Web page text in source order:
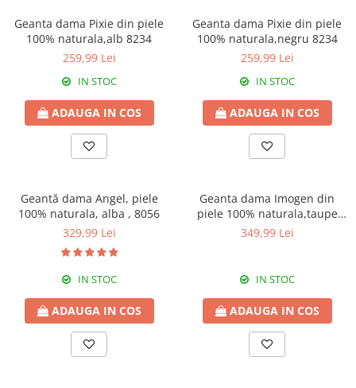
Geanta dama Pixie din piele
100% naturala,alb 8234
259,99 Lei
IN STOC
ADAUGA IN COS
Geanta dama Pixie din piele
100% naturala,negru 8234
259,99 Lei
IN STOC
ADAUGA IN COS
Geantă dama Angel, piele
100% naturala, alba , 8056
329,99 Lei
IN STOC
ADAUGA IN COS
Geanta dama Imogen din
piele 100% naturala,taupe
deschis,8243
349,99 Lei
IN STOC
ADAUGA IN COS